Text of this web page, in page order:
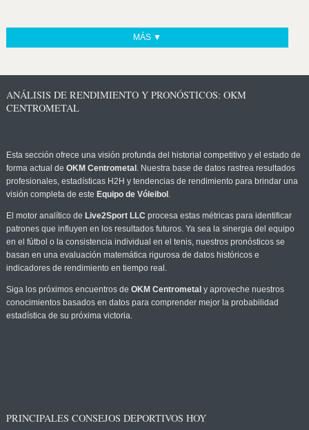
MÁS ▼
ANÁLISIS DE RENDIMIENTO Y PRONÓSTICOS: OKM
CENTROMETAL
Esta sección ofrece una visión profunda del historial competitivo y el estado de
forma actual de OKM Centrometal . Nuestra base de datos rastrea resultados
profesionales, estadísticas H2H y tendencias de rendimiento para brindar una
visión completa de este Equipo de Vóleibol .
El motor analítico de Live2Sport LLC procesa estas métricas para identificar
patrones que influyen en los resultados futuros. Ya sea la sinergia del equipo
en el fútbol o la consistencia individual en el tenis, nuestros pronósticos se
basan en una evaluación matemática rigurosa de datos históricos e
indicadores de rendimiento en tiempo real.
Siga los próximos encuentros de OKM Centrometal y aproveche nuestros
conocimientos basados en datos para comprender mejor la probabilidad
estadística de su próxima victoria.
PRINCIPALES CONSEJOS DEPORTIVOS HOY